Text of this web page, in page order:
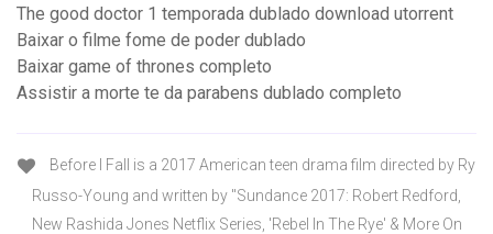
The good doctor 1 temporada dublado download utorrent
Baixar o filme fome de poder dublado
Baixar game of thrones completo
Assistir a morte te da parabens dublado completo
Before I Fall is a 2017 American teen drama film directed by Ry
Russo-Young and written by "Sundance 2017: Robert Redford,
New Rashida Jones Netflix Series, 'Rebel In The Rye' & More On